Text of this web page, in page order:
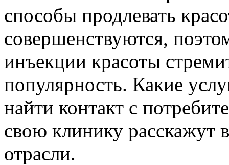
способы продлевать
совершенствуются,
инъекции красоты
популярность. Какие
найти контакт с
свою клинику расскажут
отрасли.